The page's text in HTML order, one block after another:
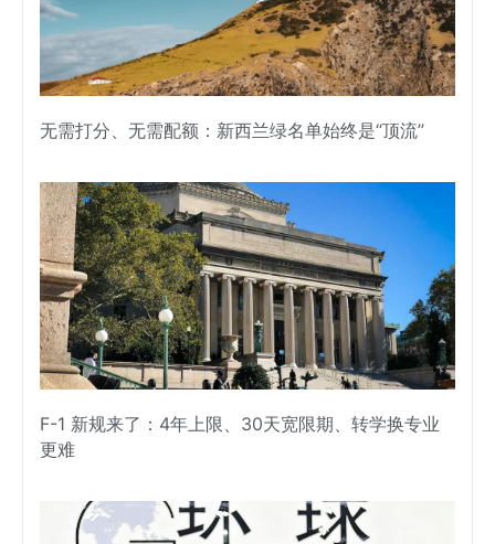
无需打分、无需配额：新西兰绿名单始终是“顶流”
F-1 新规来了：4年上限、30天宽限期、转学换专业
更难